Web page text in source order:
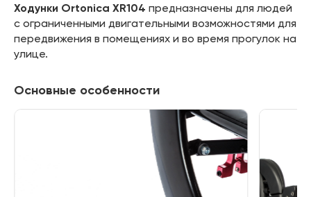
Ходунки Ortonica XR104 предназначены для людей
с ограниченными двигательными возможностями для
передвижения в помещениях и во время прогулок на
улице.
Основные особенности